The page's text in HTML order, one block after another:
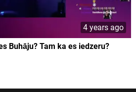
4 years ago
Buhāju? Tam ka es iedzeru?